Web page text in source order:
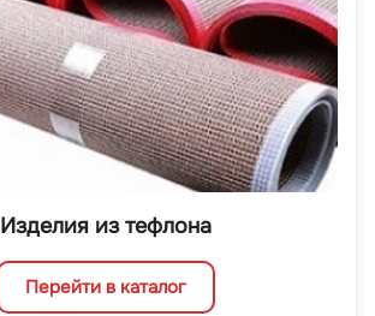
Изделия из тефлона
Перейти в каталог